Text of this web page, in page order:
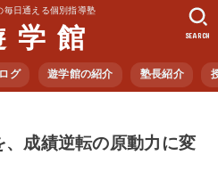
毎日通える個別指導塾
学 館
グ 遊学館の紹介 塾長紹介
SEARCH
成績逆転の原動力に変